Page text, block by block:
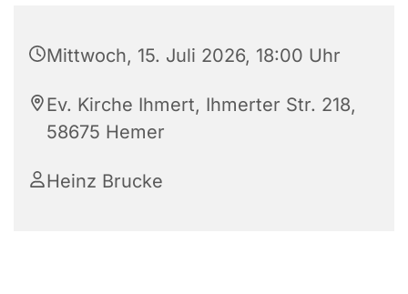
Mittwoch, 15. Juli 2026, 18:00 Uhr
Ev. Kirche Ihmert, Ihmerter Str. 218,
58675 Hemer
Heinz Brucke